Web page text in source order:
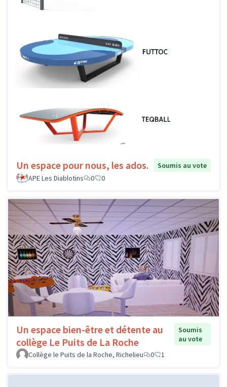
Un espace pour nous, les ados.
Soumis au vote
APE Les Diablotins
0 0
Un espace bien-être et détente au
collège Le Puits de La Roche
Soumis
au vote
Collège le Puits de la Roche, Richelieu
0 1